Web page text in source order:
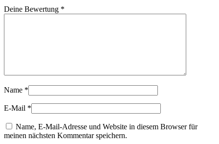
Deine Bewertung *
Name *
E-Mail *
Name, E-Mail-Adresse und Website in diesem Browser für
meinen nächsten Kommentar speichern.